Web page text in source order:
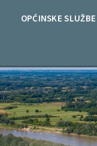
OPĆINSKE SLUŽBE